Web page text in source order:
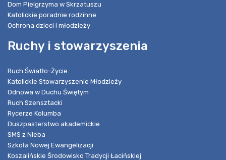
Dom Pielgrzyma w Skrzatuszu
Katolickie poradnie rodzinne
Ochrona dzieci i młodzieży
Ruchy i stowarzyszenia
Ruch Światło-Życie
Katolickie Stowarzyszenie Młodzieży
Odnowa w Duchu Świętym
Ruch Szensztacki
Rycerze Kolumba
Duszpasterstwo akademickie
SMS z Nieba
Szkoła Nowej Ewangelizacji
Koszalińskie Środowisko Tradycji Łacińskiej